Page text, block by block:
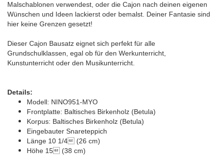
Malschablonen verwendest, oder die Cajon nach deinen eigenen
Wünschen und Ideen lackierst oder bemalst. Deiner Fantasie sind
hier keine Grenzen gesetzt!
Dieser Cajon Bausatz eignet sich perfekt für alle
Grundschulklassen, egal ob für den Werkunterricht,
Kunstunterricht oder den Musikunterricht.
Details:
Modell: NINO951-MYO
Frontplatte: Baltisches Birkenholz (Betula)
Korpus: Baltisches Birkenholz (Betula)
Eingebauter Snareteppich
Länge 10 1/4 (26 cm)
Höhe 15 (38 cm)